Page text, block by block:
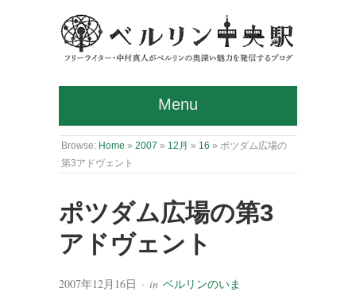
Menu
Browse: Home » 2007 » 12月 » 16 » ポツダム広場の
第3アドヴェント
ポツダム広場の第3
アドヴェント
2007年12月16日 · in ベルリンのいま